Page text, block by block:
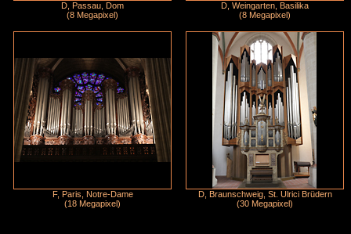
D, Passau, Dom
(8 Megapixel)
D, Weingarten, Basilika
(8 Megapixel)
F, Paris, Notre-Dame
(18 Megapixel)
D, Braunschweig, St. Ulrici Brüdern
(30 Megapixel)